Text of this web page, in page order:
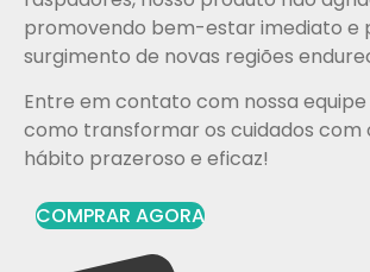
promovendo bem-estar imediato e
surgimento de novas regiões
Entre em contato com nossa
como transformar os cuidados com
hábito prazeroso e eficaz!
COMPRAR AGORA